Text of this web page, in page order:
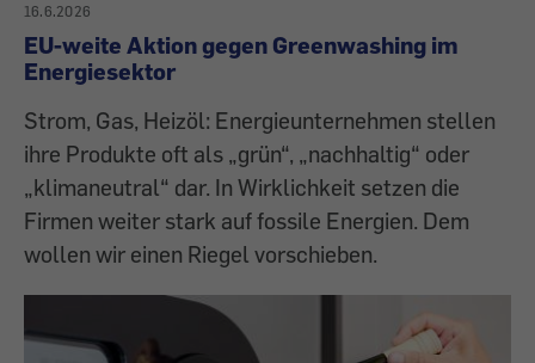
16.6.2026
EU-weite Aktion gegen Greenwashing im
Energiesektor
Strom, Gas, Heizöl: Energieunternehmen stellen
ihre Produkte oft als „grün“, „nachhaltig“ oder
„klimaneutral“ dar. In Wirklichkeit setzen die
Firmen weiter stark auf fossile Energien. Dem
wollen wir einen Riegel vorschieben.